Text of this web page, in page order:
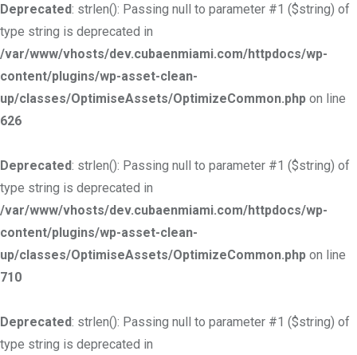
Deprecated: strlen(): Passing null to parameter #1 ($string) of
type string is deprecated in
/var/www/vhosts/dev.cubaenmiami.com/httpdocs/wp-
content/plugins/wp-asset-clean-
up/classes/OptimiseAssets/OptimizeCommon.php on line
626
Deprecated: strlen(): Passing null to parameter #1 ($string) of
type string is deprecated in
/var/www/vhosts/dev.cubaenmiami.com/httpdocs/wp-
content/plugins/wp-asset-clean-
up/classes/OptimiseAssets/OptimizeCommon.php on line
710
Deprecated: strlen(): Passing null to parameter #1 ($string) of
type string is deprecated in